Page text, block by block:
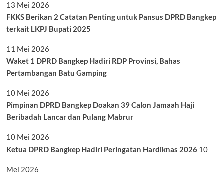
13 Mei 2026
FKKS Berikan 2 Catatan Penting untuk Pansus DPRD Bangkep
terkait LKPJ Bupati 2025
11 Mei 2026
Waket 1 DPRD Bangkep Hadiri RDP Provinsi, Bahas
Pertambangan Batu Gamping
10 Mei 2026
Pimpinan DPRD Bangkep Doakan 39 Calon Jamaah Haji
Beribadah Lancar dan Pulang Mabrur
10 Mei 2026
Ketua DPRD Bangkep Hadiri Peringatan Hardiknas 2026 10
Mei 2026